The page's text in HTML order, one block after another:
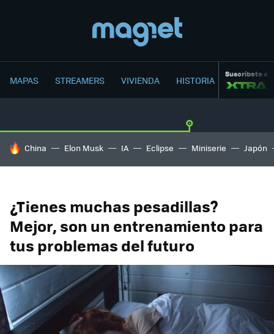
MAPAS STREAMERS VIVIENDA HISTORIA Suscríbete a
HOY SE HABLA DE
China Elon Musk IA Eclipse Miniserie Japón
¿Tienes muchas pesadillas?
Mejor, son un entrenamiento para
tus problemas del futuro